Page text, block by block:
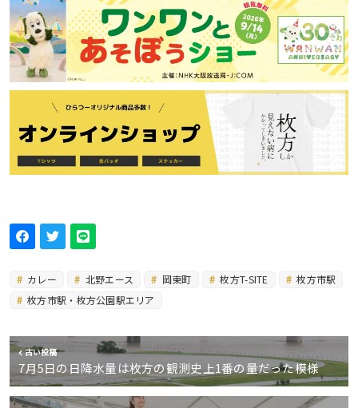
カレー 北野エース 岡東町 枚方T-SITE
枚方市駅
枚方市駅・枚方公園駅エリア
古い投稿
7月5日の日降水量は枚方の観測史上1番の量だった模様